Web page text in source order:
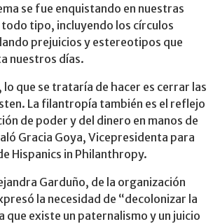
se fue enquistando en nuestras
tipo, incluyendo los círculos
prejuicios y estereotipos que
nuestros días.
que se trataría de hacer es cerrar las
La filantropía también es el reflejo
de poder y del dinero en manos de
Gracia Goya, Vicepresidenta para
Hispanics in Philanthropy.
Garduño, de la organización
la necesidad de “decolonizar la
que existe un paternalismo y un juicio